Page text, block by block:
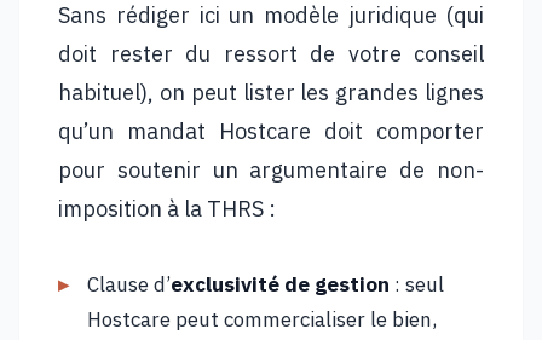
Sans rédiger ici un modèle juridique (qui
doit rester du ressort de votre conseil
habituel), on peut lister les grandes lignes
qu’un mandat Hostcare doit comporter
pour soutenir un argumentaire de non-
imposition à la THRS :
Clause d’exclusivité de gestion : seul
Hostcare peut commercialiser le bien,